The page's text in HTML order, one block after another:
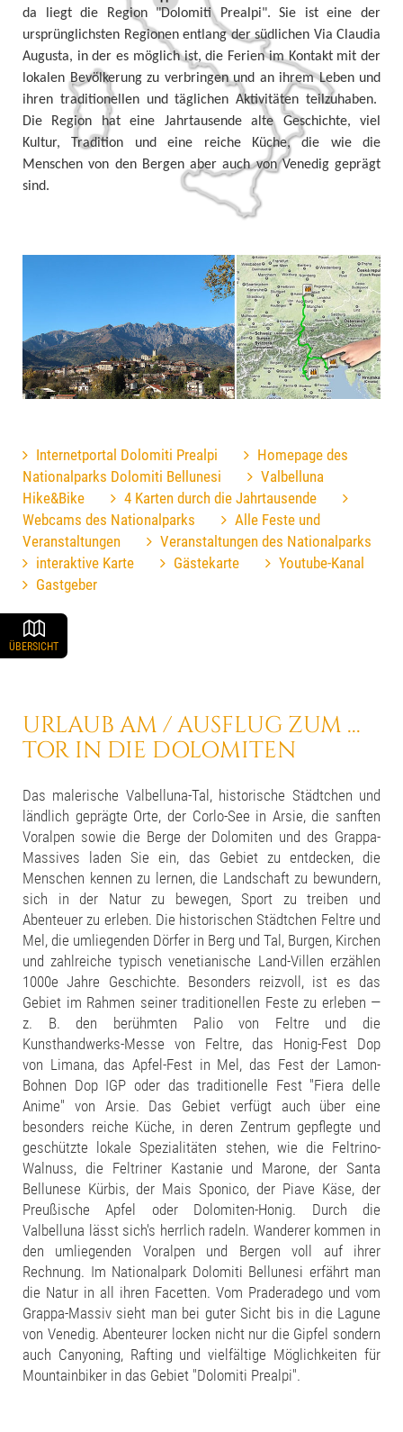
da liegt die Region "Dolomiti Prealpi". Sie ist eine der
ursprünglichsten Regionen entlang der südlichen Via Claudia
Augusta, in der es möglich ist, die Ferien im Kontakt mit der
lokalen Bevölkerung zu verbringen und an ihrem Leben und
ihren traditionellen und täglichen Aktivitäten teilzuhaben.
Die Region hat eine Jahrtausende alte Geschichte, viel
Kultur, Tradition und eine reiche Küche, die wie die
Menschen von den Bergen aber auch von Venedig geprägt
sind.
Internetportal Dolomiti Prealpi
Homepage des
Nationalparks Dolomiti Bellunesi
Valbelluna
Hike&Bike
4 Karten durch die Jahrtausende
Webcams des Nationalparks
Alle Feste und
Veranstaltungen
Veranstaltungen des Nationalparks
interaktive Karte
Gästekarte
Youtube-Kanal
Gastgeber
ÜBERSICHT
URLAUB AM / AUSFLUG ZUM ...
TOR IN DIE DOLOMITEN
Das malerische Valbelluna-Tal, historische Städtchen und
ländlich geprägte Orte, der Corlo-See in Arsie, die sanften
Voralpen sowie die Berge der Dolomiten und des Grappa-
Massives laden Sie ein, das Gebiet zu entdecken, die
Menschen kennen zu lernen, die Landschaft zu bewundern,
sich in der Natur zu bewegen, Sport zu treiben und
Abenteuer zu erleben. Die historischen Städtchen Feltre und
Mel, die umliegenden Dörfer in Berg und Tal, Burgen, Kirchen
und zahlreiche typisch venetianische Land-Villen erzählen
1000e Jahre Geschichte. Besonders reizvoll, ist es das
Gebiet im Rahmen seiner traditionellen Feste zu erleben —
z. B. den berühmten Palio von Feltre und die
Kunsthandwerks-Messe von Feltre, das Honig-Fest Dop
von Limana, das Apfel-Fest in Mel, das Fest der Lamon-
Bohnen Dop IGP oder das traditionelle Fest "Fiera delle
Anime" von Arsie. Das Gebiet verfügt auch über eine
besonders reiche Küche, in deren Zentrum gepflegte und
geschützte lokale Spezialitäten stehen, wie die Feltrino-
Walnuss, die Feltriner Kastanie und Marone, der Santa
Bellunese Kürbis, der Mais Sponico, der Piave Käse, der
Preußische Apfel oder Dolomiten-Honig. Durch die
Valbelluna lässt sich's herrlich radeln. Wanderer kommen in
den umliegenden Voralpen und Bergen voll auf ihrer
Rechnung. Im Nationalpark Dolomiti Bellunesi erfährt man
die Natur in all ihren Facetten. Vom Praderadego und vom
Grappa-Massiv sieht man bei guter Sicht bis in die Lagune
von Venedig. Abenteurer locken nicht nur die Gipfel sondern
auch Canyoning, Rafting und vielfältige Möglichkeiten für
Mountainbiker in das Gebiet "Dolomiti Prealpi".